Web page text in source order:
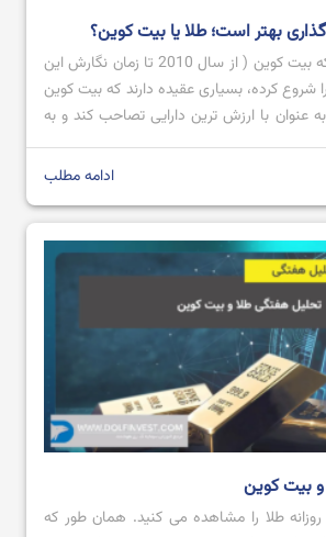
بهتر است؛ طلا یا بیت کوین؟
در طول 15 سالی که بیت کوین ( از سال 2010 تا زمان نگارش این
شروع کرده، بسیاری عقیده دارند که بیت کوین
عنوان با ارزش ترین دارایی تصاحب کند و به
شناخته شود؛ اما تاکنون که چنین اتفاقی
ادامه مطلب
بیت کوین
روزانه طلا را مشاهده می کنید. همان طور که